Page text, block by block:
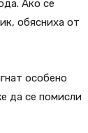
Ако се
обясниха от
особено
да се помисли